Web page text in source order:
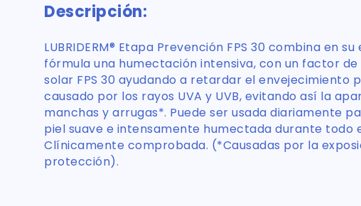
Descripción:
LUBRIDERM® Etapa Prevención FPS 30 combina en su
fórmula una humectación intensiva, con un factor
solar FPS 30 ayudando a retardar el envejecimiento
causado por los rayos UVA y UVB, evitando así la
manchas y arrugas*. Puede ser usada diariamente
piel suave e intensamente humectada durante todo
Clínicamente comprobada. (*Causadas por la
protección).